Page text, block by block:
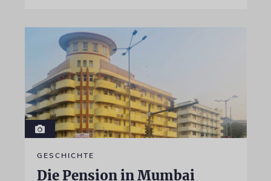
GESCHICHTE
Die Pension in Mumbai